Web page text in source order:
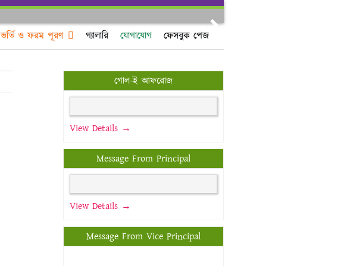
ভর্তি ও ফরম পূরণ গ্যালারি যোগাযোগ ফেসবুক পেজ
গোল-ই আফরোজ
View Details →
Message From Principal
View Details →
Message From Vice Principal